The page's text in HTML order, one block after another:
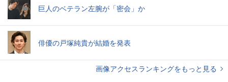
巨人のベテラン左腕が「密会」か
俳優の戸塚純貴が結婚を発表
画像アクセスランキングをもっと見る